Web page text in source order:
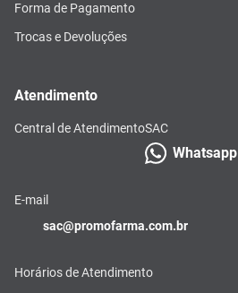
Forma de Pagamento
Trocas e Devoluções
Atendimento
Central de AtendimentoSAC
Whatsapp
E-mail
sac@promofarma.com.br
Horários de Atendimento